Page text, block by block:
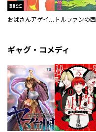
おばさんアゲイン トルファンの西
ギャグ・コメディ